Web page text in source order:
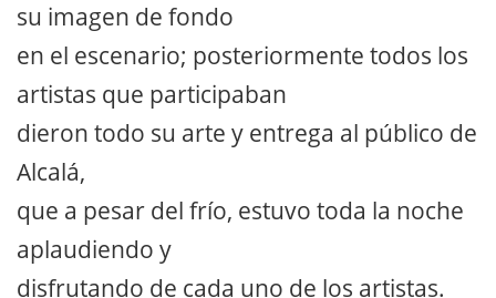
su imagen de fondo
en el escenario; posteriormente todos los
artistas que participaban
dieron todo su arte y entrega al público de
Alcalá,
que a pesar del frío, estuvo toda la noche
aplaudiendo y
disfrutando de cada uno de los artistas.